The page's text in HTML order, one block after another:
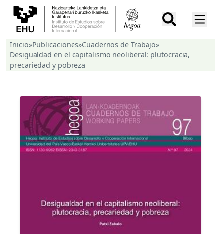
Inicio»Publicaciones»Cuadernos de Trabajo»
Desigualdad en el capitalismo neoliberal: plutocracia,
precariedad y pobreza